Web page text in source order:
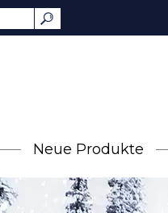
Neue Produkte